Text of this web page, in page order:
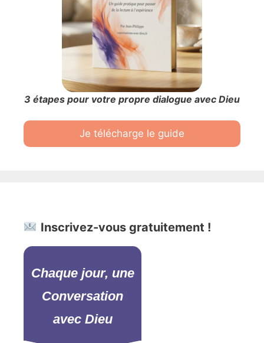
3 étapes pour votre propre dialogue avec Dieu
Je télécharge le guide
Inscrivez-vous gratuitement !
Chaque jour, une
Conversation
avec Dieu